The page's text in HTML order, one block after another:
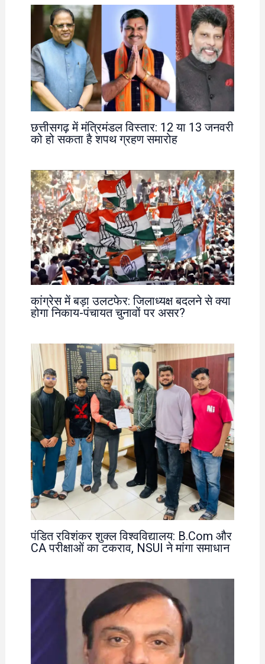
छत्तीसगढ़ में मंत्रिमंडल विस्तार: 12 या 13 जनवरी
को हो सकता है शपथ ग्रहण समारोह
कांग्रेस में बड़ा उलटफेर: जिलाध्यक्ष बदलने से क्या
होगा निकाय-पंचायत चुनावों पर असर?
पंडित रविशंकर शुक्ल विश्वविद्यालय: B.Com और
CA परीक्षाओं का टकराव, NSUI ने मांगा समाधान